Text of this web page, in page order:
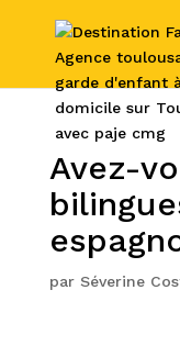
Avez-
par Séverine